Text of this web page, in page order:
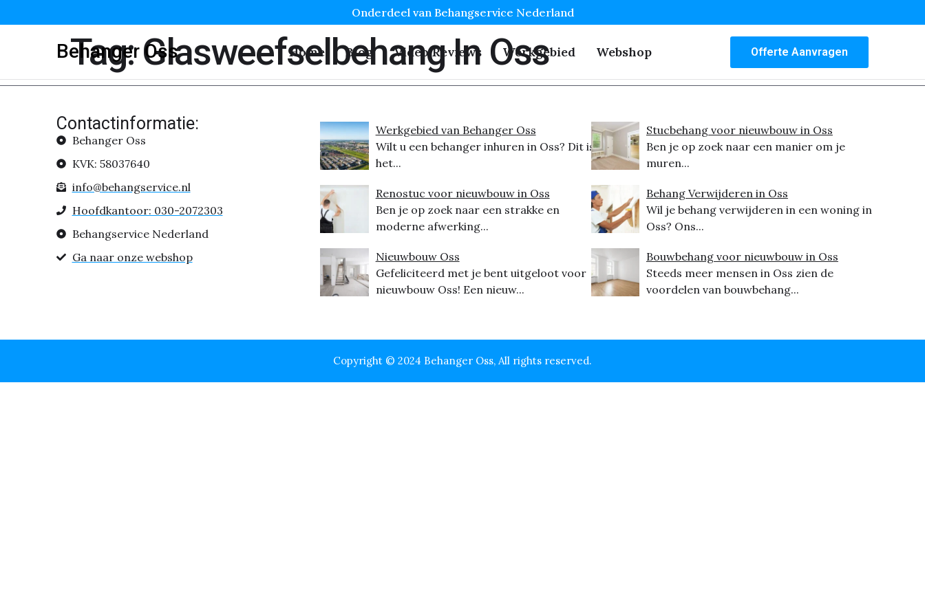
Onderdeel van Behangservice Nederland
Behanger Oss Home Blog Video Reviews Werkgebied Webshop Offerte Aanvragen
Tag:Glasweefselbehang In Oss
Contactinformatie:
Behanger Oss
KVK: 58037640
info@behangservice.nl
Hoofdkantoor: 030-2072303
Behangservice Nederland
Ga naar onze webshop
Werkgebied van Behanger Oss
Wilt u een behanger inhuren in Oss? Dit is
het...
Renostuc voor nieuwbouw in Oss
Ben je op zoek naar een strakke en
moderne afwerking...
Nieuwbouw Oss
Gefeliciteerd met je bent uitgeloot voor
nieuwbouw Oss! Een nieuw...
Stucbehang voor nieuwbouw in Oss
Ben je op zoek naar een manier om je
muren...
Behang Verwijderen in Oss
Wil je behang verwijderen in een woning in
Oss? Ons...
Bouwbehang voor nieuwbouw in Oss
Steeds meer mensen in Oss zien de
voordelen van bouwbehang...
Copyright © 2024 Behanger Oss, All rights reserved.